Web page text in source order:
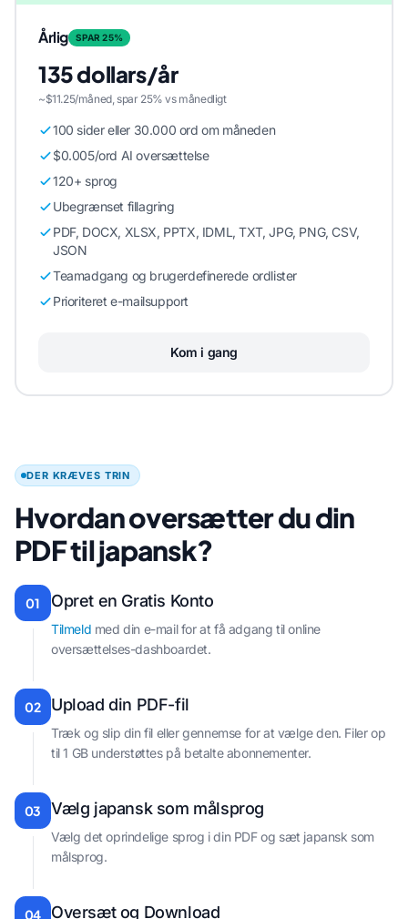
Årlig SPAR 25%
135 dollars/år
~$11.25/måned, spar 25% vs månedligt
100 sider eller 30.000 ord om måneden
$0.005/ord AI oversættelse
120+ sprog
Ubegrænset fillagring
PDF, DOCX, XLSX, PPTX, IDML, TXT, JPG, PNG, CSV,
JSON
Teamadgang og brugerdefinerede ordlister
Prioriteret e-mailsupport
Kom i gang
DER KRÆVES TRIN
Hvordan oversætter du din
PDF til japansk?
01 Opret en Gratis Konto
Tilmeld med din e-mail for at få adgang til online
oversættelses-dashboardet.
02 Upload din PDF-fil
Træk og slip din fil eller gennemse for at vælge den. Filer op
til 1 GB understøttes på betalte abonnementer.
03 Vælg japansk som målsprog
Vælg det oprindelige sprog i din PDF og sæt japansk som
målsprog.
04 Oversæt og Download